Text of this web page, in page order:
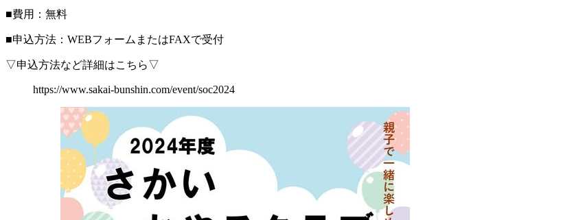
■費用：無料
■申込方法：WEBフォームまたはFAXで受付
▽申込方法など詳細はこちら▽
https://www.sakai-bunshin.com/event/soc2024